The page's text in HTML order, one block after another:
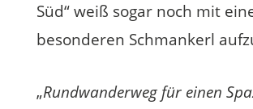
Süd“ weiß sogar noch mit
besonderen Schmankerl
„Rundwanderweg für einen